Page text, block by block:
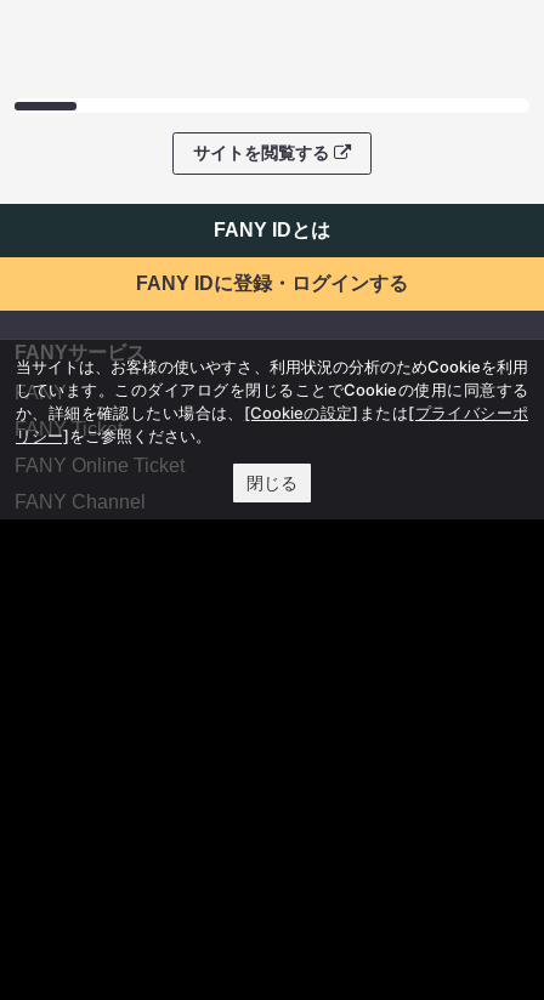
サイトを閲覧する
FANY IDとは
FANY IDに登録・ログインする
FANYサービス
FANY
FANY Ticket
FANY Online Ticket
FANY Channel
当サイトは、お客様の使いやすさ、利用状況の分析のためCookieを利用
しています。このダイアログを閉じることでCookieの使用に同意する
か、詳細を確認したい場合は、 [Cookieの設定] または[プライバシーポ
リシー]をご参照ください。
閉じる